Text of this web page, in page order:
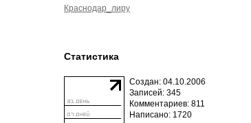
Краснодар_лиру
Статистика
Создан: 04.10.2006
Записей: 345
Комментариев: 811
Написано: 1720